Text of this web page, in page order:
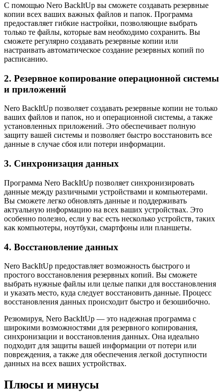
С помощью Nero BackItUp вы сможете создавать резервные
копии всех ваших важных файлов и папок. Программа
предоставляет гибкие настройки, позволяющие выбрать
только те файлы, которые вам необходимо сохранить. Вы
сможете регулярно создавать резервные копии или
настраивать автоматическое создание резервных копий по
расписанию.
2. Резервное копирование операционной системы
и приложений
Nero BackItUp позволяет создавать резервные копии не только
ваших файлов и папок, но и операционной системы, а также
установленных приложений. Это обеспечивает полную
защиту вашей системы и позволяет быстро восстановить все
данные в случае сбоя или потери информации.
3. Синхронизация данных
Программа Nero BackItUp позволяет синхронизировать
данные между различными устройствами и компьютерами.
Вы сможете легко обновлять данные и поддерживать
актуальную информацию на всех ваших устройствах. Это
особенно полезно, если у вас есть несколько устройств, таких
как компьютеры, ноутбуки, смартфоны или планшеты.
4. Восстановление данных
Nero BackItUp предоставляет возможность быстрого и
простого восстановления резервных копий. Вы сможете
выбрать нужные файлы или целые папки для восстановления
и указать место, куда следует восстановить данные. Процесс
восстановления данных происходит быстро и безошибочно.
Резюмируя, Nero BackItUp — это надежная программа с
широкими возможностями для резервного копирования,
синхронизации и восстановления данных. Она идеально
подходит для защиты вашей информации от потери или
повреждения, а также для обеспечения легкой доступности
данных на всех ваших устройствах.
Плюсы и минусы